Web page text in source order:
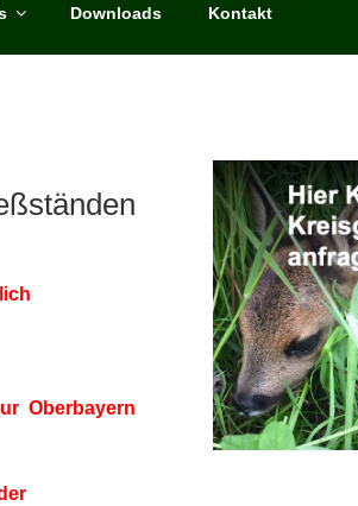
Downloads Kontakt
Oberbayern